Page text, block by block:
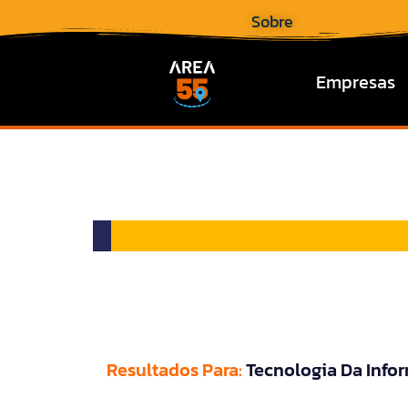
Sobre
Empresas
Resultados Para:Tecnologia Da